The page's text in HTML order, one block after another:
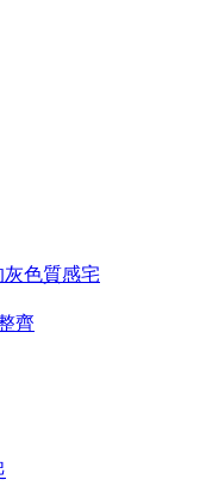
色質感宅
齊